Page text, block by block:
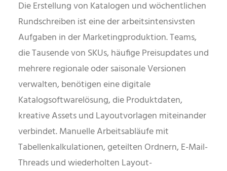
Die Erstellung von Katalogen und wöchentlichen
Rundschreiben ist eine der arbeitsintensivsten
Aufgaben in der Marketingproduktion. Teams,
die Tausende von SKUs, häufige Preisupdates und
mehrere regionale oder saisonale Versionen
verwalten, benötigen eine digitale
Katalogsoftwarelösung, die Produktdaten,
kreative Assets und Layoutvorlagen miteinander
verbindet. Manuelle Arbeitsabläufe mit
Tabellenkalkulationen, geteilten Ordnern, E-Mail-
Threads und wiederholten Layout-